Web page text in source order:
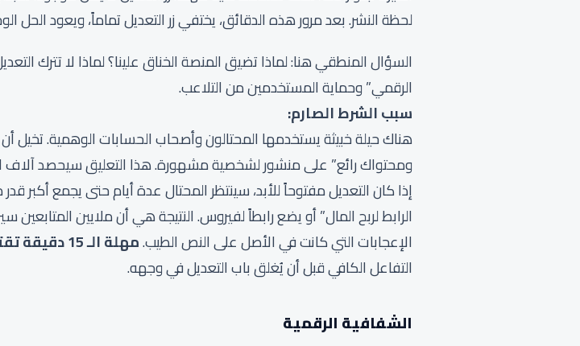
لحظة النشر. بعد مرور هذه الدقائق، يختفي زر التعديل تماماً، ويعود الحل
السؤال المنطقي هنا: لماذا تضيق المنصة الخناق علينا؟ لماذا لا تترك
الرقمي” وحماية المستخدمين من التلاعب.
سبب الشرط الصارم:
هناك حيلة خبيثة يستخدمها المحتالون وأصحاب الحسابات الوهمية. تخيل
ومحتواك رائع” على منشور لشخصية مشهورة. هذا التعليق سيحصد آلاف
إذا كان التعديل مفتوحاً للأبد، سينتظر المحتال عدة أيام حتى يجمع أكبر
الرابط لربح المال” أو يضع رابطاً لفيروس. النتيجة هي أن ملايين المتابعين
الإعجابات التي كانت في الأصل على النص الطيب.مهلة الـ 15 دقيقة تقتل هذا الفخ تماماً
التفاعل الكافي قبل أن يُغلق باب التعديل في وجهه.
الشفافية الرقمية